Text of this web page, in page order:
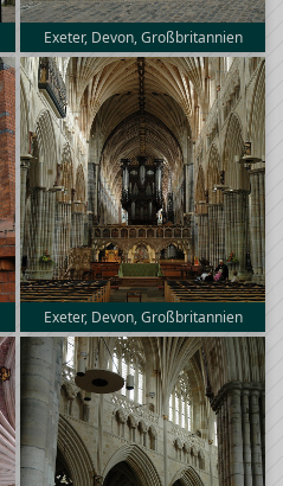
Exeter, Devon, Großbritannien
Exeter, Devon, Großbritannien